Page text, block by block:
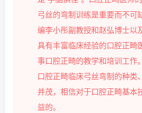
弓丝的弯制训练是重要而不可
编李小彤副教授和赵弘博士以
具有丰富临床经验的口腔正畸
事口腔正畸的教学和培训工作
口腔正畸临床弓丝弯制的种类
并茂，相信对于口腔正畸基本
益的。